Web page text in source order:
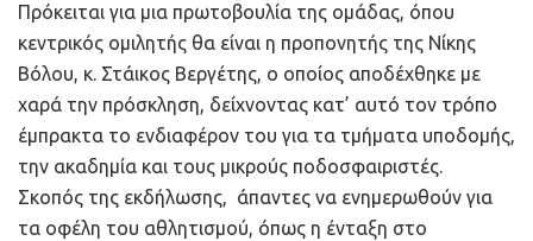
Πρόκειται για μια πρωτοβουλία της ομάδας, όπου
κεντρικός ομιλητής θα είναι η προπονητής της Νίκης
Βόλου, κ. Στάικος Βεργέτης, ο οποίος αποδέχθηκε με
χαρά την πρόσκληση, δείχνοντας κατ’ αυτό τον τρόπο
έμπρακτα το ενδιαφέρον του για τα τμήματα υποδομής,
την ακαδημία και τους μικρούς ποδοσφαιριστές.
Σκοπός της εκδήλωσης, άπαντες να ενημερωθούν για
τα οφέλη του αθλητισμού, όπως η ένταξη στο